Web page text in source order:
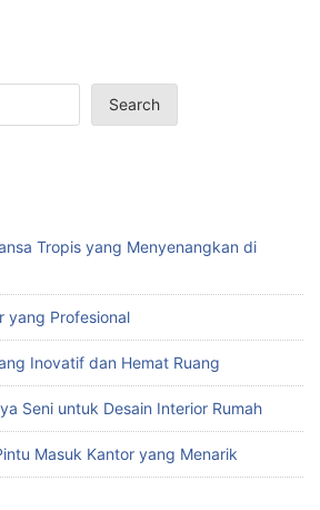
Search
Tropis yang Menyenangkan di
yang Profesional
Inovatif dan Hemat Ruang
Seni untuk Desain Interior Rumah
Masuk Kantor yang Menarik